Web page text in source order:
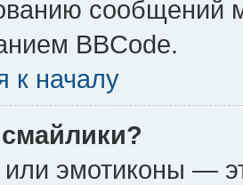
сообщений
BBCode.
к началу
эмотиконы —